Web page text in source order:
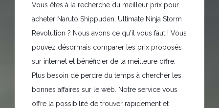
Vous êtes à la recherche du meilleur prix pour
acheter Naruto Shippuden: Ultimate Ninja Storm
Revolution ? Nous avons ce qu'il vous faut ! Vous
pouvez désormais comparer les prix proposés
sur internet et bénéficier de la meilleure offre.
Plus besoin de perdre du temps à chercher les
bonnes affaires sur le web. Notre service vous
offre la possibilité de trouver rapidement et